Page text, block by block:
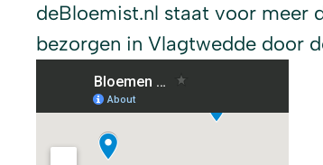
deBloemist.nl staat voor meer
bezorgen in Vlagtwedde door